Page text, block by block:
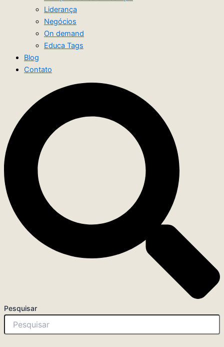
Liderança
Negócios
On demand
Educa Tags
Blog
Contato
Pesquisar